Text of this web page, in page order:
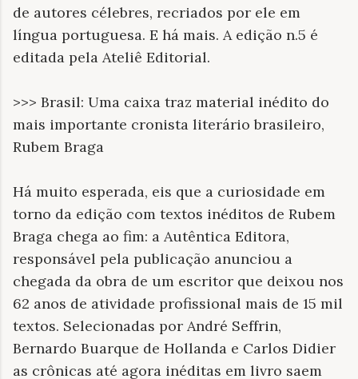
de autores célebres, recriados por ele em
língua portuguesa. E há mais. A edição n.5 é
editada pela Ateliê Editorial.
>>> Brasil: Uma caixa traz material inédito do
mais importante cronista literário brasileiro,
Rubem Braga
Há muito esperada, eis que a curiosidade em
torno da edição com textos inéditos de Rubem
Braga chega ao fim: a Autêntica Editora,
responsável pela publicação anunciou a
chegada da obra de um escritor que deixou nos
62 anos de atividade profissional mais de 15 mil
textos. Selecionadas por André Seffrin,
Bernardo Buarque de Hollanda e Carlos Didier
as crônicas até agora inéditas em livro saem